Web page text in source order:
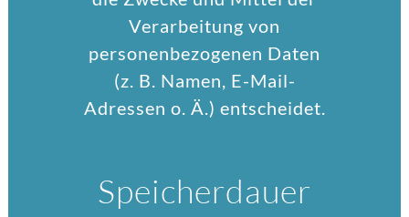
Verarbeitung von
personenbezogenen Daten
(z. B. Namen, E-Mail-
Adressen o. Ä.) entscheidet.
Speicherdauer